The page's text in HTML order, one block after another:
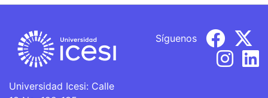
Universidad Icesi: Calle
Síguenos